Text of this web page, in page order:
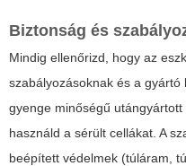
Biztonság és
Mindig ellenőrizd, hogy az
szabályozásoknak és a
gyenge minőségű
használd a sérült cellákat. A
beépített védelmek (túláram,